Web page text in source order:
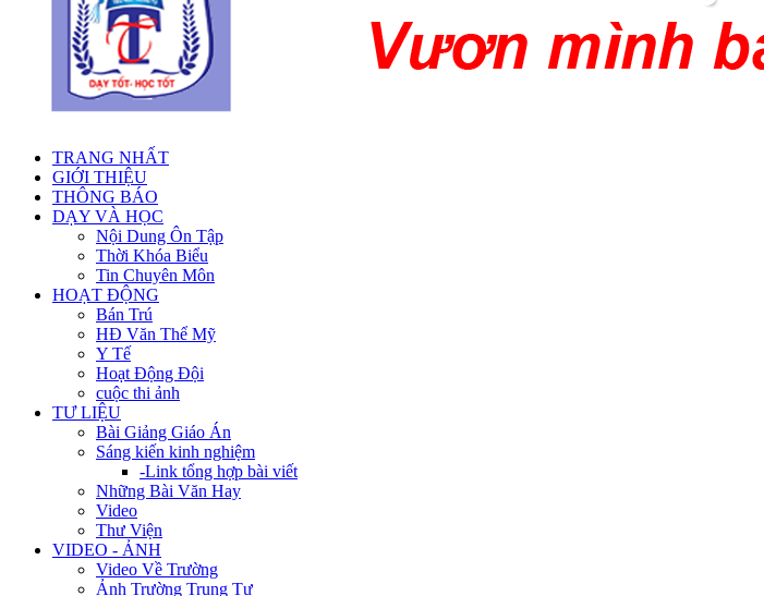
TRANG NHẤT
GIỚI THIỆU
THÔNG BÁO
DẠY VÀ HỌC
Nội Dung Ôn Tập
Thời Khóa Biểu
Tin Chuyên Môn
HOẠT ĐỘNG
Bán Trú
HĐ Văn Thể Mỹ
Y Tế
Hoạt Động Đội
cuộc thi ảnh
TƯ LIỆU
Bài Giảng Giáo Án
Sáng kiến kinh nghiệm
-Link tổng hợp bài viết
Những Bài Văn Hay
Video
Thư Viện
VIDEO - ẢNH
Video Về Trường
Ảnh Trường Trung Tự